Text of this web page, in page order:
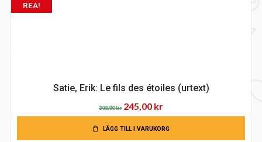
REA!
Satie, Erik: Le fils des étoiles (urtext)
308,00kr Det
ursprungliga
priset
245,00 krDet
nuvarande
priset
LÄGG TILL I VARUKORG